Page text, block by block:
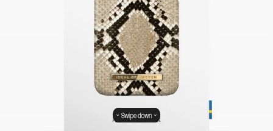
Swipe down